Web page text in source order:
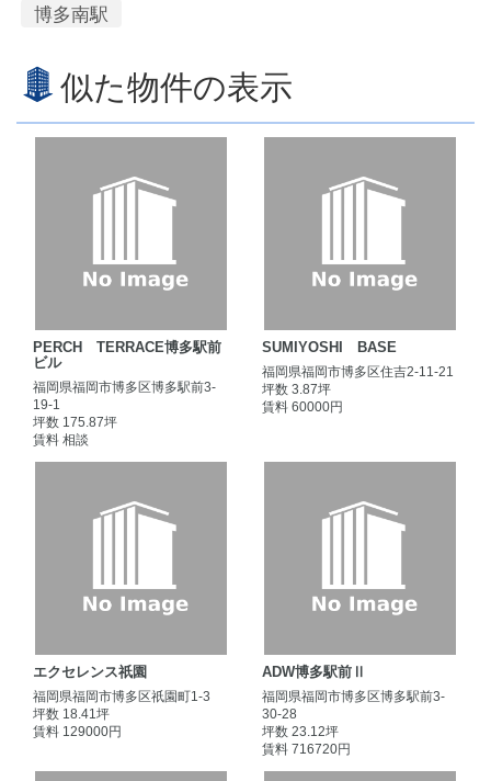
博多南駅
似た物件の表示
PERCH TERRACE博多駅前
ビル
福岡県福岡市博多区博多駅前3-
19-1
坪数 175.87坪
賃料 相談
SUMIYOSHI BASE
福岡県福岡市博多区住吉2-11-21
坪数 3.87坪
賃料 60000円
エクセレンス祇園
福岡県福岡市博多区祇園町1-3
坪数 18.41坪
賃料 129000円
ADW博多駅前Ⅱ
福岡県福岡市博多区博多駅前3-
30-28
坪数 23.12坪
賃料 716720円